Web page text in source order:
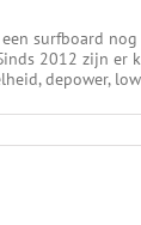
surfboard
2012 zijn er
depower,